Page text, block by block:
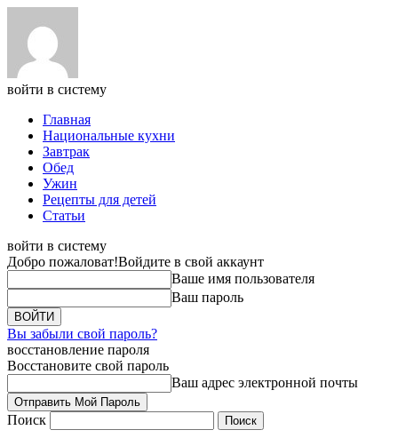
войти в систему
Главная
Национальные кухни
Завтрак
Обед
Ужин
Рецепты для детей
Статьи
войти в систему
Добро пожаловат!Войдите в свой аккаунт
Ваше имя пользователя
Ваш пароль
Вы забыли свой пароль?
восстановление пароля
Восстановите свой пароль
Ваш адрес электронной почты
Поиск